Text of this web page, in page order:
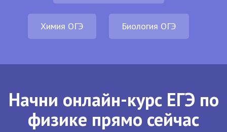
Химия ОГЭ Биология ОГЭ
Начни онлайн-курс ЕГЭ по
физике прямо сейчас